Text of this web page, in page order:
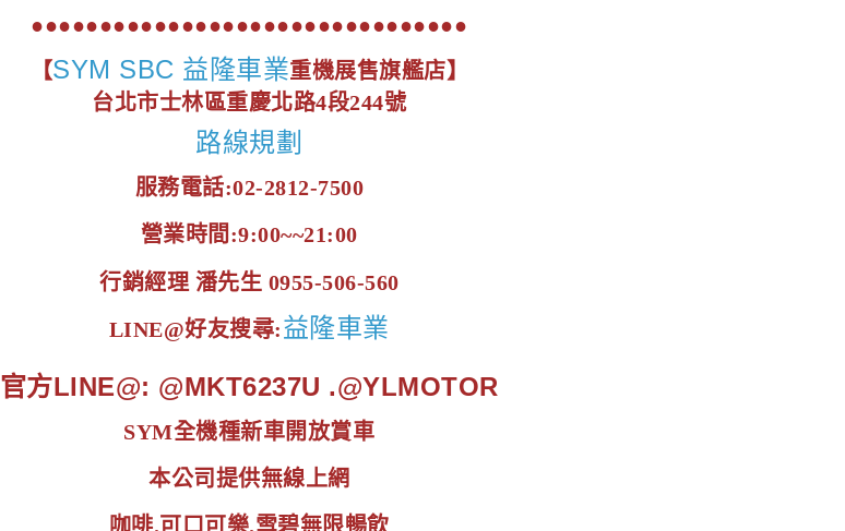
●●●●●●●●●●●●●●●●●●●●●●●●●●●●●●●●
【SYM SBC 益隆車業重機展售旗艦店】
台北市士林區重慶北路4段244號
路線規劃
服務電話:02-2812-7500
營業時間:9:00~~21:00
行銷經理 潘先生 0955-506-560
LINE@好友搜尋:益隆車業
官方LINE@: @MKT6237U .@YLMOTOR
SYM全機種新車開放賞車
本公司提供無線上網
咖啡.可口可樂.雪碧無限暢飲